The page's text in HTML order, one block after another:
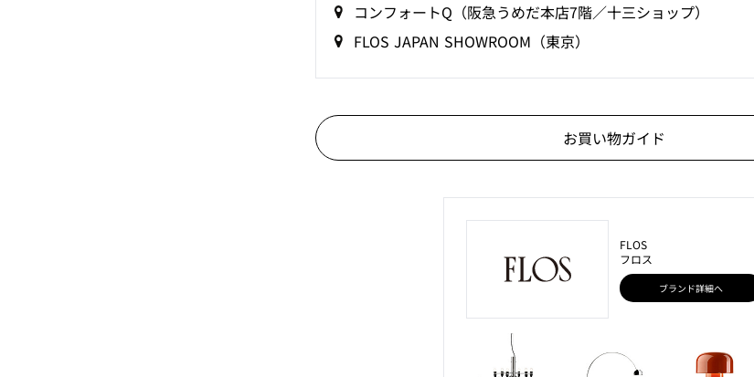
コンフォートQ（阪急うめだ本店7階／十三ショップ）
FLOS JAPAN SHOWROOM（東京）
お買い物ガイド
FLOS
フロス
ブランド詳細へ